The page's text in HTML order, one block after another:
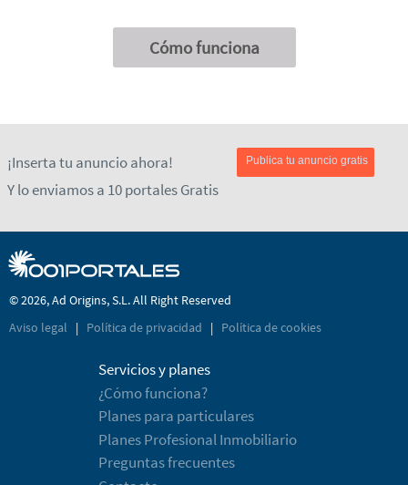
Cómo funciona
¡Inserta tu anuncio ahora!
Y lo enviamos a 10 portales Gratis
Publica tu anuncio gratis
© 2026, Ad Origins, S.L. All Right Reserved
Aviso legal
| Política de privacidad | Política de cookies
Servicios y planes
¿Cómo funciona?
Planes para particulares
Planes Profesional Inmobiliario
Preguntas frecuentes